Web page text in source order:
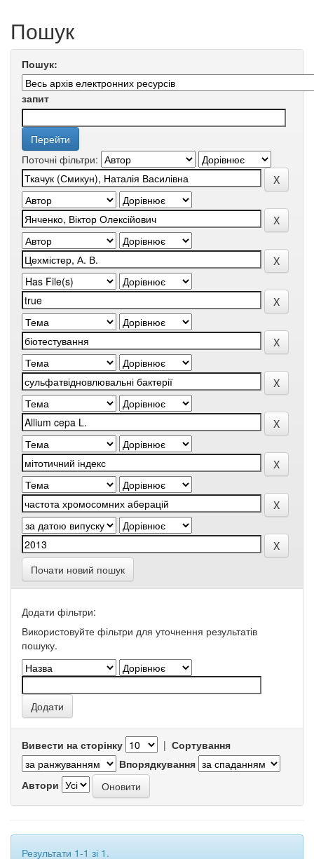
Пошук
Пошук:
запит
Поточні фільтри:
Почати новий пошук
Додати фільтри:
Використовуйте фільтри для уточнення результатів
пошуку.
Вивести на сторінку | Сортування
Впорядкування
Автори
Результати 1-1 зі 1.